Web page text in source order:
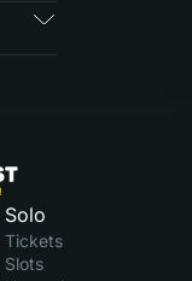
Solo
Tickets
Slots